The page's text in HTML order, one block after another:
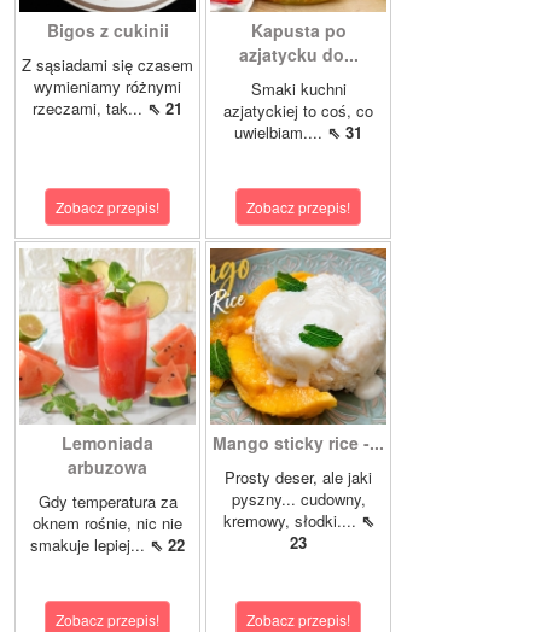
Bigos z cukinii
Z sąsiadami się czasem
wymieniamy różnymi
rzeczami, tak... ⇖ 21
Zobacz przepis!
Kapusta po
azjatycku do...
Smaki kuchni
azjatyckiej to coś, co
uwielbiam.... ⇖ 31
Zobacz przepis!
Lemoniada
arbuzowa
Gdy temperatura za
oknem rośnie, nic nie
smakuje lepiej... ⇖ 22
Zobacz przepis!
Mango sticky rice -...
Prosty deser, ale jaki
pyszny... cudowny,
kremowy, słodki.... ⇖
23
Zobacz przepis!